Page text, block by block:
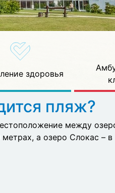
здоровья
пляж?
между
метрах, а озеро Слокас –